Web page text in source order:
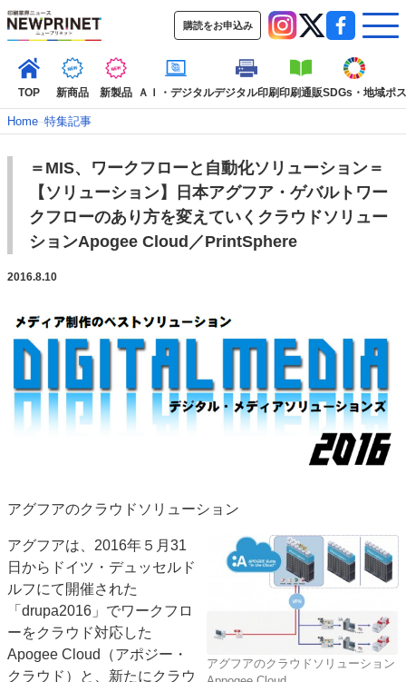
購読をお申込み
TOP 新商品 新製品 ＡＩ・デジタルデジタル印刷印刷通販SDGs・地域ポ
インデックス
TOP
新着記事 特集記事
動画コンテンツ
インタビュー
コレクション
カテゴリー一覧
新商品
市場・統計
人事・移転・異動・訃報
特集記事カテゴリー一覧
特集・デジタル印刷 アイデアで勝負！ ～多様なビジネス・多彩な商材～
JAPAN PACK 2023 特集
中古印刷機・製本機特集
案内
発刊案内
JFPI印刷用語集 印刷機材年鑑
運営
会社案内
購読・購入申し込み
サイトポリシー
お問い合わせ
Home–特集記事
＝MIS、ワークフローと自動化ソリューション＝
【ソリューション】日本アグフア・ゲバルトワー
クフローのあり方を変えていくクラウドソリュー
ションApogee Cloud／PrintSphere
2016.8.10
アグフアのクラウドソリューション
アグフアのクラウドソリューション
アグフアは、2016年５月31
日からドイツ・デュッセルド
ルフにて開催された
「drupa2016」でワークフロ
ーをクラウド対応した
Apogee Cloud（アポジー・
クラウド）と、新たにクラウ